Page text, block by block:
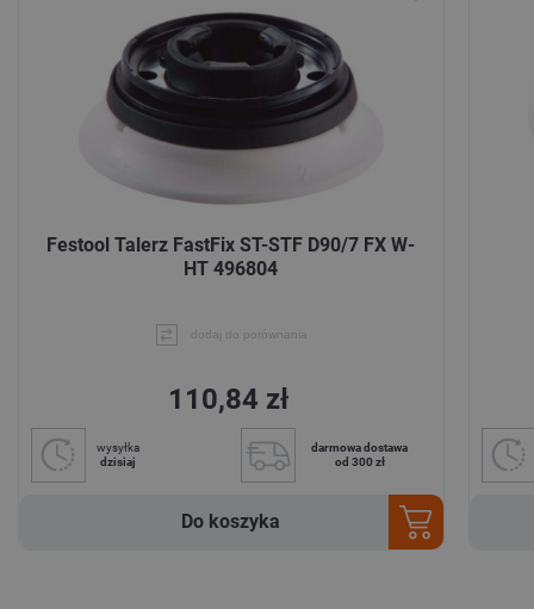
Festool Talerz FastFix ST-STF D90/7 FX W-
HT 496804
dodaj do porównania
110,84 zł
wysyłka
dzisiaj
darmowa dostawa
od 300 zł
Do koszyka